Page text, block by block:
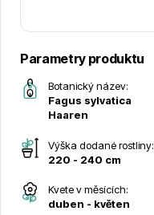
Bylinky do kuchyně
Parametry produktu
Botanický název:
Fagus sylvatica
Haaren
Výška dodané rostliny:
220 - 240 cm
Kvete v měsících:
duben - květen